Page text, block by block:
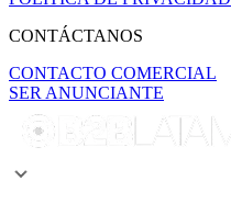
CONTÁCTANOS
CONTACTO COMERCIAL
SER ANUNCIANTE